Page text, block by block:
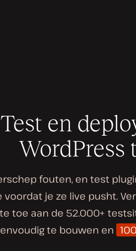
Test en
WordPress
fouten, en test
voordat je ze live pusht.
toe aan de 52.000+
te bouwen en